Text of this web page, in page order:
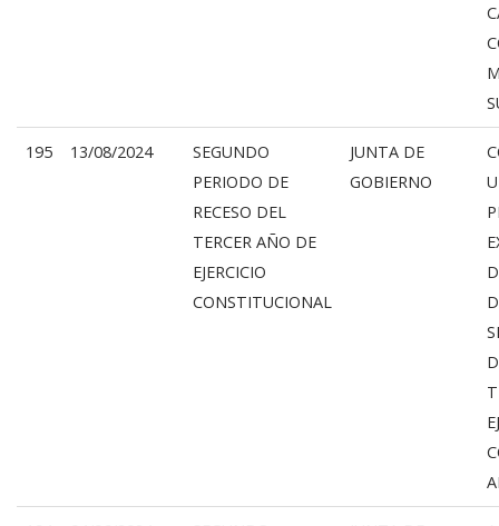
195 13/08/2024
SEGUNDO
PERIODO DE
RECESO DEL
TERCER AÑO DE
EJERCICIO
CONSTITUCIONAL
JUNTA DE
GOBIERNO